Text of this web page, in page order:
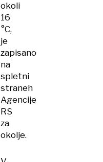
okoli
16
°C,
je
zapisano
na
spletni
straneh
Agencije
RS
za
okolje.